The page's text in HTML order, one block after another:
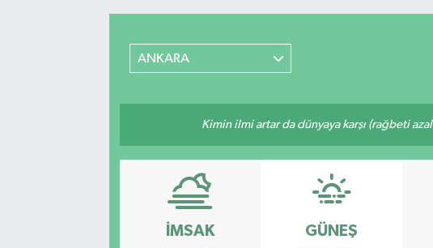
ANKARA
Kimin ilmi artar da dünyaya karşı (rağbeti
İMSAK GÜNEŞ